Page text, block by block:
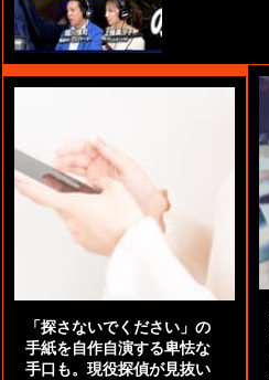
「探さないでください」の
手紙を自作自演する卑怯な
手口も。現役探偵が見抜い